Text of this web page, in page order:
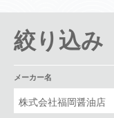
絞り込み
メーカー名